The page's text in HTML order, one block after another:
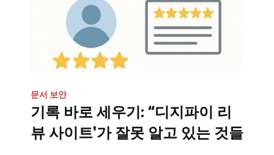
문서 보안
기록 바로 세우기: “디지파이 리
뷰 사이트'가 잘못 알고 있는 것들